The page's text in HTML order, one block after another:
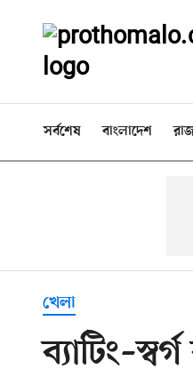
সর্বশেষ বাংলাদেশ
খেলা